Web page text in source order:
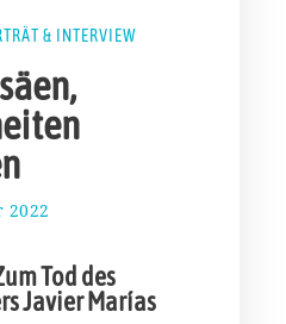
& INTERVIEW
2022
S
e
Tod des
Javier Marías